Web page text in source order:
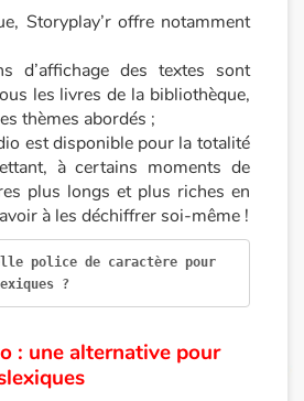
Storyplay’r offre notamment
d’affichage des textes sont
les livres de la bibliothèque,
thèmes abordés ;
est disponible pour la totalité
à certains moments de
plus longs et plus riches en
à les déchiffrer soi-même !
police de caractère pour
?
: une alternative pour